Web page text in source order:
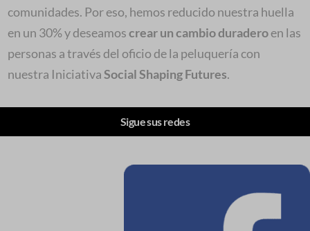
comunidades. Por eso, hemos reducido nuestra huella
en un 30% y deseamoscrear un cambio duraderoen las
personas a través del oficio de la peluquería con
nuestra IniciativaSocial Shaping Futures.
Sigue sus redes